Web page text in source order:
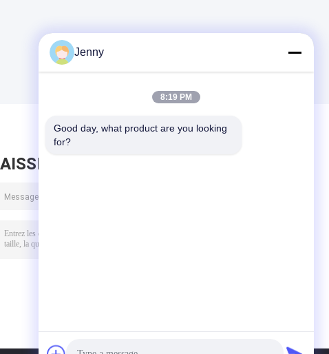
UN MESSAGE
Jenny
8:19 PM
Good day, what product are you looking
for?